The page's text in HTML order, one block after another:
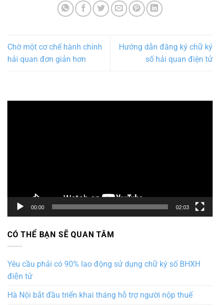
Chờ một cơ chế hành chính
hải quan đơn giản hơn
Hướng dẫn đăng ký chữ ký
số hải quan điện tử
00:00 02:03
CÓ THỂ BẠN SẼ QUAN TÂM
Yêu cầu phải có 90% lao động sử dụng chữ ký số BHXH
điện tử
Hà Nội bắt đầu triển khai tháng hỗ trợ người nộp thuế